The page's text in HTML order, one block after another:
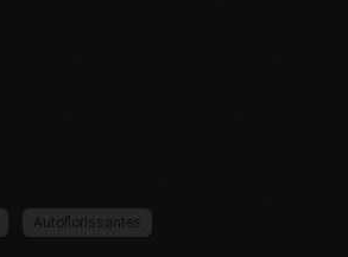
Autoflorissantes